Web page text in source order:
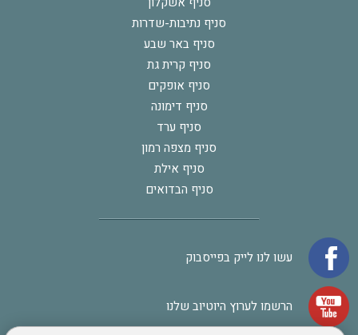
סניף נתיבות-שדרות
סניף באר שבע
סניף קרית גת
סניף אופקים
סניף דימונה
סניף ערד
סניף מצפה רמון
סניף אילת
סניף הבדואים
עשו לנו לייק בפייסבוק
הרשמו לערוץ היוטיוב שלנו